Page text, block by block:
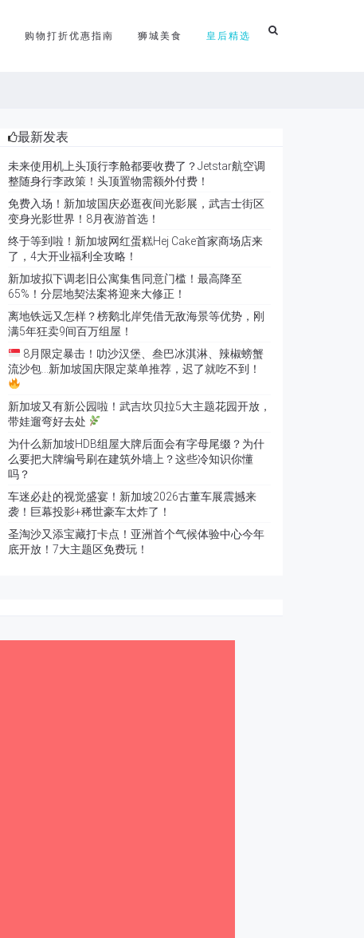
购物打折优惠指南 狮城美食 皇后精选
最新发表
未来使用机上头顶行李舱都要收费了？Jetstar航空调
整随身行李政策！头顶置物需额外付费！
免费入场！新加坡国庆必逛夜间光影展，武吉士街区
变身光影世界！8月夜游首选！
终于等到啦！新加坡网红蛋糕Hej Cake首家商场店来
了，4大开业福利全攻略！
新加坡拟下调老旧公寓集售同意门槛！最高降至
65%！分层地契法案将迎来大修正！
离地铁远又怎样？榜鹅北岸凭借无敌海景等优势，刚
满5年狂卖9间百万组屋！
8月限定暴击！叻沙汉堡、叁巴冰淇淋、辣椒螃蟹
流沙包…新加坡国庆限定菜单推荐，迟了就吃不到！
新加坡又有新公园啦！武吉坎贝拉5大主题花园开放，
带娃遛弯好去处
为什么新加坡HDB组屋大牌后面会有字母尾缀？为什
么要把大牌编号刷在建筑外墙上？这些冷知识你懂
吗？
车迷必赴的视觉盛宴！新加坡2026古董车展震撼来
袭！巨幕投影+稀世豪车太炸了！
圣淘沙又添宝藏打卡点！亚洲首个气候体验中心今年
底开放！7大主题区免费玩！